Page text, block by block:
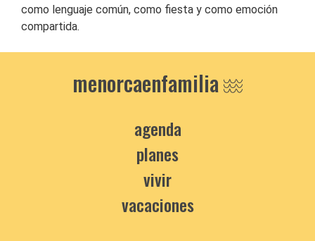
como lenguaje común, como fiesta y como emoción
compartida.
menorcaenfamilia
agenda
planes
vivir
vacaciones